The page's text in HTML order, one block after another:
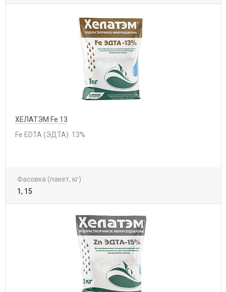
ХЕЛАТЭМ Fe 13
Fe EDTA (ЭДТА) 13%
Фасовка (пакет, кг)
1, 15